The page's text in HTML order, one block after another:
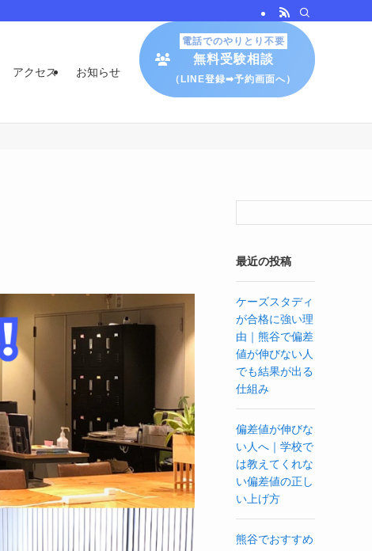
アクセス お知らせ
電話でのやりとり不要
無料受験相談
（LINE登録➡予約画面へ）
最近の投稿
ケーズスタディ
が合格に強い理
由｜熊谷で偏差
値が伸びない人
でも結果が出る
仕組み
偏差値が伸びな
い人へ｜学校で
は教えてくれな
い偏差値の正し
い上げ方
熊谷でおすすめ